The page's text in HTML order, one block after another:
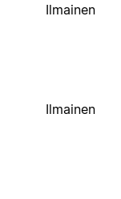
Ilmainen
Ilmainen